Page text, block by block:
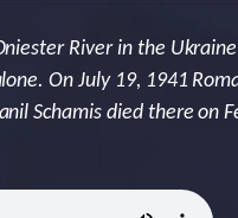
River in the
On July 19, 1941
Schamis died there on